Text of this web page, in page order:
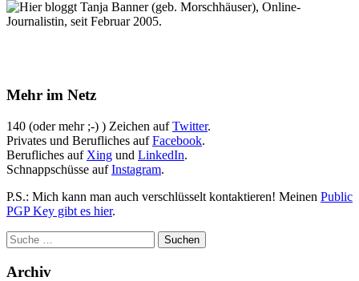
Hier bloggt Tanja Banner (geb. Morschhäuser), Online-
Journalistin, seit Februar 2005.
Mehr im Netz
140 (oder mehr ;-) ) Zeichen aufTwitter.
Privates und Berufliches aufFacebook.
Berufliches auf Xing und LinkedIn.
Schnappschüsse aufInstagram.
P.S.: Mich kann man auch verschlüsselt kontaktieren! Meinen Public
PGP Key gibt es hier.
Archiv